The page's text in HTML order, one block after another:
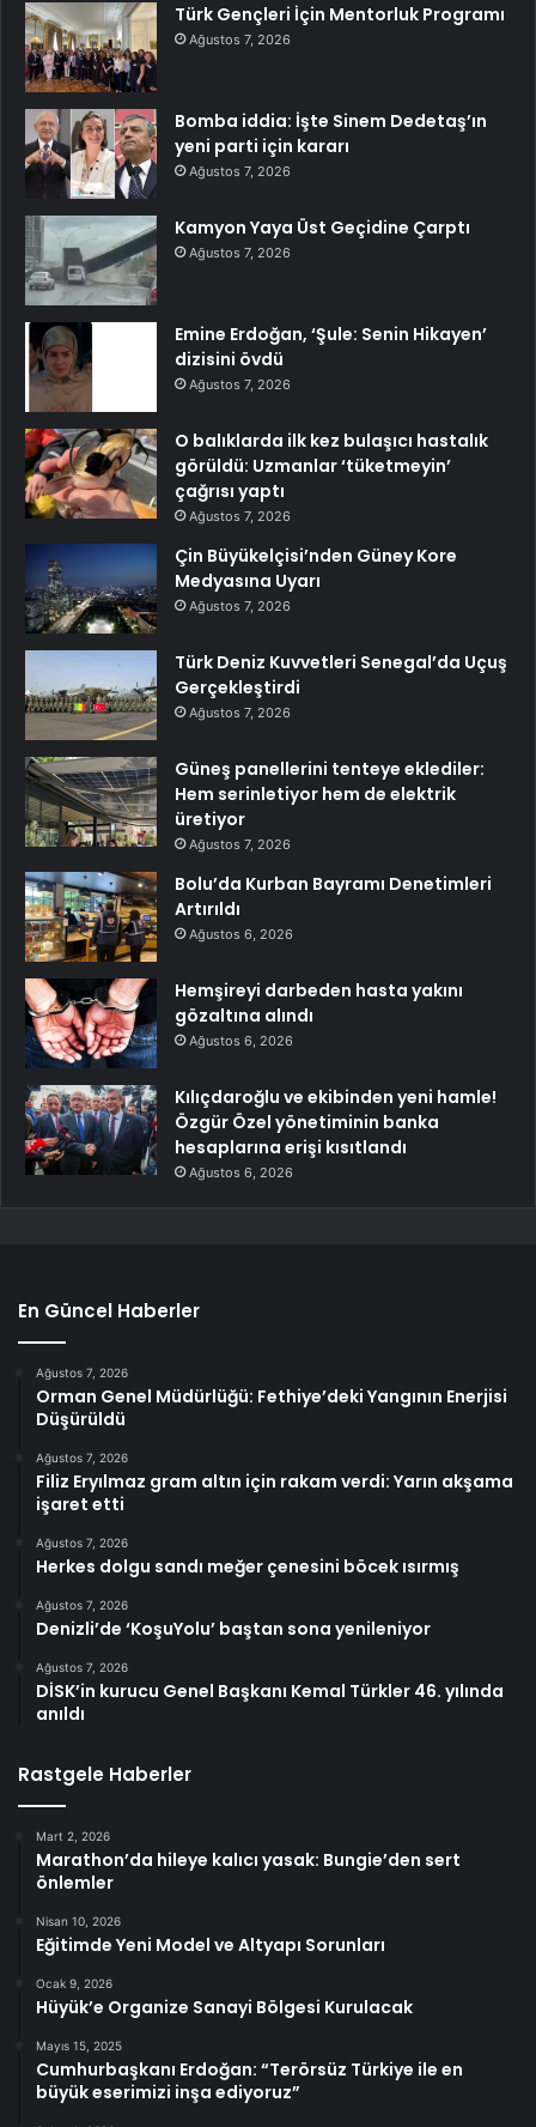
Türk Gençleri İçin Mentorluk Programı
Ağustos 7, 2026
Bomba iddia: İşte Sinem Dedetaş’ın
yeni parti için kararı
Ağustos 7, 2026
Kamyon Yaya Üst Geçidine Çarptı
Ağustos 7, 2026
Emine Erdoğan, ‘Şule: Senin Hikayen’
dizisini övdü
Ağustos 7, 2026
O balıklarda ilk kez bulaşıcı hastalık
görüldü: Uzmanlar ‘tüketmeyin’
çağrısı yaptı
Ağustos 7, 2026
Çin Büyükelçisi’nden Güney Kore
Medyasına Uyarı
Ağustos 7, 2026
Türk Deniz Kuvvetleri Senegal’da Uçuş
Gerçekleştirdi
Ağustos 7, 2026
Güneş panellerini tenteye eklediler:
Hem serinletiyor hem de elektrik
üretiyor
Ağustos 7, 2026
Bolu’da Kurban Bayramı Denetimleri
Artırıldı
Ağustos 6, 2026
Hemşireyi darbeden hasta yakını
gözaltına alındı
Ağustos 6, 2026
Kılıçdaroğlu ve ekibinden yeni hamle!
Özgür Özel yönetiminin banka
hesaplarına erişi kısıtlandı
Ağustos 6, 2026
En Güncel Haberler
Ağustos 7, 2026
Orman Genel Müdürlüğü: Fethiye’deki Yangının Enerjisi
Düşürüldü
Ağustos 7, 2026
Filiz Eryılmaz gram altın için rakam verdi: Yarın akşama
işaret etti
Ağustos 7, 2026
Herkes dolgu sandı meğer çenesini böcek ısırmış
Ağustos 7, 2026
Denizli’de ‘KoşuYolu’ baştan sona yenileniyor
Ağustos 7, 2026
DİSK’in kurucu Genel Başkanı Kemal Türkler 46. yılında
anıldı
Rastgele Haberler
Mart 2, 2026
Marathon’da hileye kalıcı yasak: Bungie’den sert
önlemler
Nisan 10, 2026
Eğitimde Yeni Model ve Altyapı Sorunları
Ocak 9, 2026
Hüyük’e Organize Sanayi Bölgesi Kurulacak
Mayıs 15, 2025
Cumhurbaşkanı Erdoğan: “Terörsüz Türkiye ile en
büyük eserimizi inşa ediyoruz”